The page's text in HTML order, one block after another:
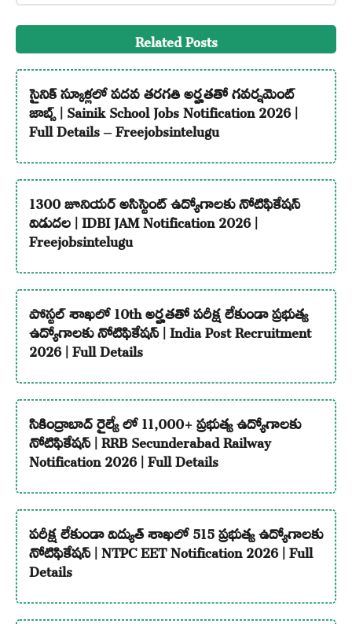
Related Posts
సైనిక్ స్కూళ్లలో పదవ తరగతి అర్హతతో గవర్నమెంట్
జాబ్స్ | Sainik School Jobs Notification 2026 |
Full Details – Freejobsintelugu
1300 జూనియర్ అసిస్టెంట్ ఉద్యోగాలకు నోటిఫికేషన్
విడుదల | IDBI JAM Notification 2026 |
Freejobsintelugu
పోస్టల్ శాఖలో 10th అర్హతతో పరీక్ష లేకుండా ప్రభుత్వ
ఉద్యోగాలకు నోటిఫికేషన్ | India Post Recruitment
2026 | Full Details
సికింద్రాబాద్ రైల్వే లో 11,000+ ప్రభుత్వ ఉద్యోగాలకు
నోటిఫికేషన్ | RRB Secunderabad Railway
Notification 2026 | Full Details
పరీక్ష లేకుండా విద్యుత్ శాఖలో 515 ప్రభుత్వ ఉద్యోగాలకు
నోటిఫికేషన్ | NTPC EET Notification 2026 | Full
Details